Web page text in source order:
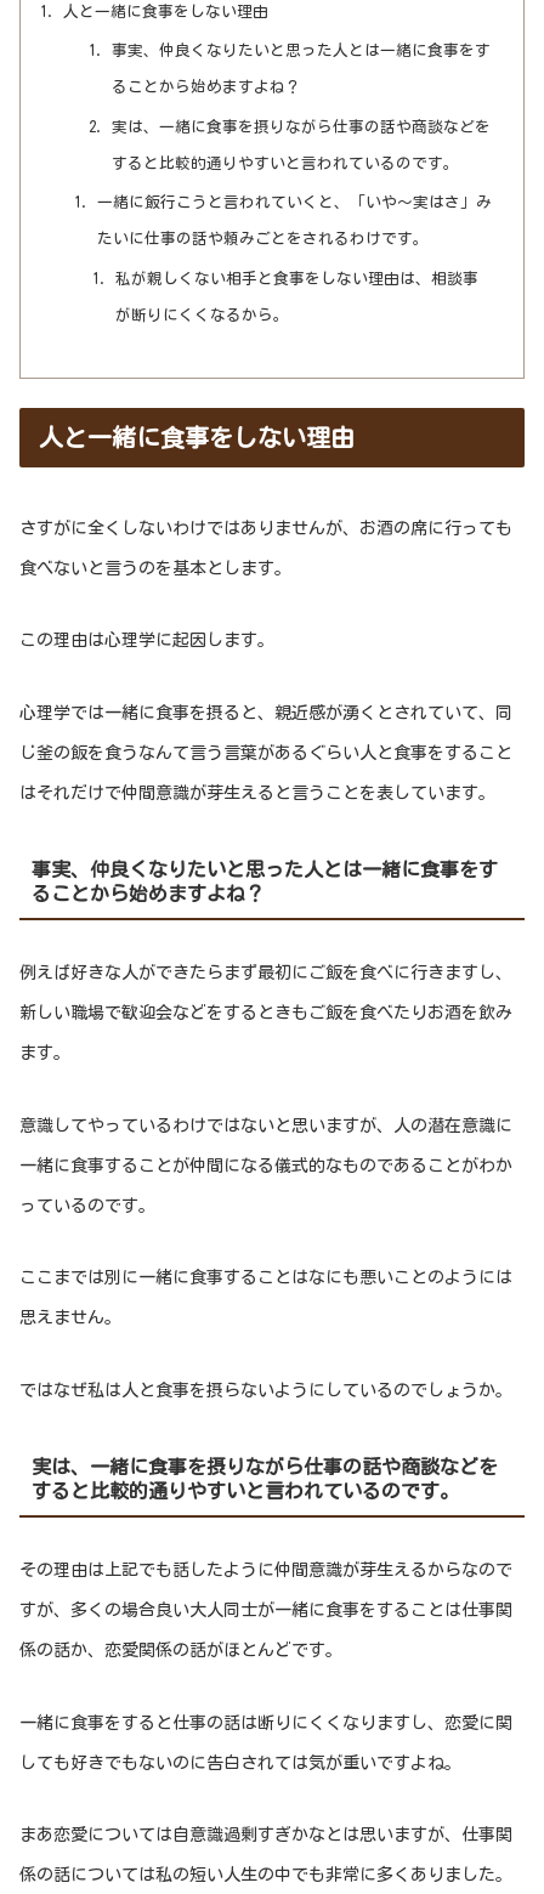
人と一緒に食事をしない理由
事実、仲良くなりたいと思った人とは一緒に食事をす
ることから始めますよね？
実は、一緒に食事を摂りながら仕事の話や商談などを
すると比較的通りやすいと言われているのです。
一緒に飯行こうと言われていくと、「いや～実はさ」み
たいに仕事の話や頼みごとをされるわけです。
私が親しくない相手と食事をしない理由は、相談事
が断りにくくなるから。
人と一緒に食事をしない理由
さすがに全くしないわけではありませんが、お酒の席に行っても
食べないと言うのを基本とします。
この理由は心理学に起因します。
心理学では一緒に食事を摂ると、親近感が湧くとされていて、同
じ釜の飯を食うなんて言う言葉があるぐらい人と食事をすること
はそれだけで仲間意識が芽生えると言うことを表しています。
事実、仲良くなりたいと思った人とは一緒に食事をす
ることから始めますよね？
例えば好きな人ができたらまず最初にご飯を食べに行きますし、
新しい職場で歓迎会などをするときもご飯を食べたりお酒を飲み
ます。
意識してやっているわけではないと思いますが、人の潜在意識に
一緒に食事することが仲間になる儀式的なものであることがわか
っているのです。
ここまでは別に一緒に食事することはなにも悪いことのようには
思えません。
ではなぜ私は人と食事を摂らないようにしているのでしょうか。
実は、一緒に食事を摂りながら仕事の話や商談などを
すると比較的通りやすいと言われているのです。
その理由は上記でも話したように仲間意識が芽生えるからなので
すが、多くの場合良い大人同士が一緒に食事をすることは仕事関
係の話か、恋愛関係の話がほとんどです。
一緒に食事をすると仕事の話は断りにくくなりますし、恋愛に関
しても好きでもないのに告白されては気が重いですよね。
まあ恋愛については自意識過剰すぎかなとは思いますが、仕事関
係の話については私の短い人生の中でも非常に多くありました。